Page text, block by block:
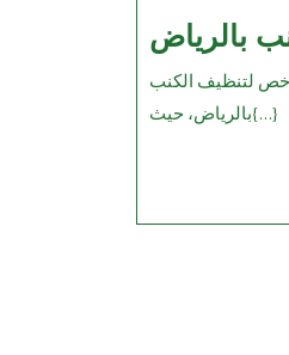
بالرياض
بالرياض، حيث{...}